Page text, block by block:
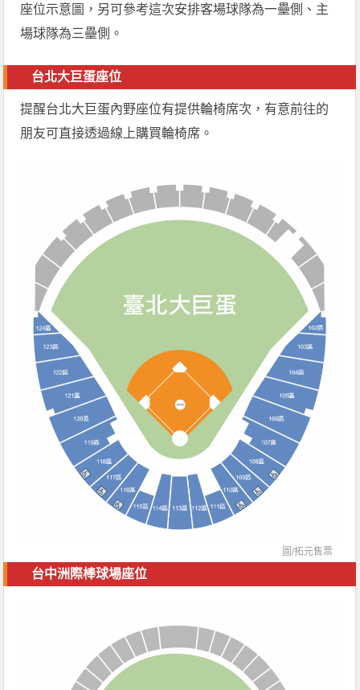
座位示意圖，另可參考這次安排客場球隊為一壘側、主
場球隊為三壘側。
台北大巨蛋座位
提醒台北大巨蛋內野座位有提供輪椅席次，有意前往的
朋友可直接透過線上購買輪椅席。
圖/拓元售票
台中洲際棒球場座位